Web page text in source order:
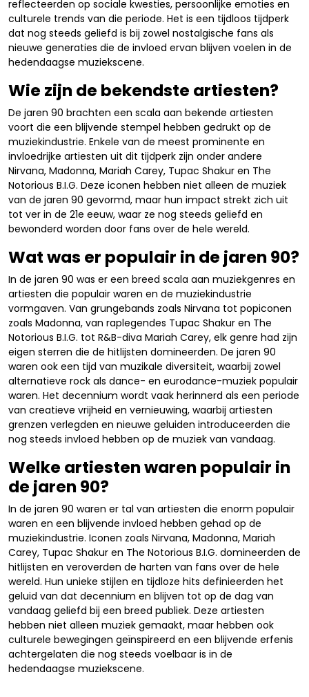
reflecteerden op sociale kwesties, persoonlijke emoties en
culturele trends van die periode. Het is een tijdloos tijdperk
dat nog steeds geliefd is bij zowel nostalgische fans als
nieuwe generaties die de invloed ervan blijven voelen in de
hedendaagse muziekscene.
Wie zijn de bekendste artiesten?
De jaren 90 brachten een scala aan bekende artiesten
voort die een blijvende stempel hebben gedrukt op de
muziekindustrie. Enkele van de meest prominente en
invloedrijke artiesten uit dit tijdperk zijn onder andere
Nirvana, Madonna, Mariah Carey, Tupac Shakur en The
Notorious B.I.G. Deze iconen hebben niet alleen de muziek
van de jaren 90 gevormd, maar hun impact strekt zich uit
tot ver in de 21e eeuw, waar ze nog steeds geliefd en
bewonderd worden door fans over de hele wereld.
Wat was er populair in de jaren 90?
In de jaren 90 was er een breed scala aan muziekgenres en
artiesten die populair waren en de muziekindustrie
vormgaven. Van grungebands zoals Nirvana tot popiconen
zoals Madonna, van raplegendes Tupac Shakur en The
Notorious B.I.G. tot R&B-diva Mariah Carey, elk genre had zijn
eigen sterren die de hitlijsten domineerden. De jaren 90
waren ook een tijd van muzikale diversiteit, waarbij zowel
alternatieve rock als dance- en eurodance-muziek populair
waren. Het decennium wordt vaak herinnerd als een periode
van creatieve vrijheid en vernieuwing, waarbij artiesten
grenzen verlegden en nieuwe geluiden introduceerden die
nog steeds invloed hebben op de muziek van vandaag.
Welke artiesten waren populair in
de jaren 90?
In de jaren 90 waren er tal van artiesten die enorm populair
waren en een blijvende invloed hebben gehad op de
muziekindustrie. Iconen zoals Nirvana, Madonna, Mariah
Carey, Tupac Shakur en The Notorious B.I.G. domineerden de
hitlijsten en veroverden de harten van fans over de hele
wereld. Hun unieke stijlen en tijdloze hits definieerden het
geluid van dat decennium en blijven tot op de dag van
vandaag geliefd bij een breed publiek. Deze artiesten
hebben niet alleen muziek gemaakt, maar hebben ook
culturele bewegingen geïnspireerd en een blijvende erfenis
achtergelaten die nog steeds voelbaar is in de
hedendaagse muziekscene.